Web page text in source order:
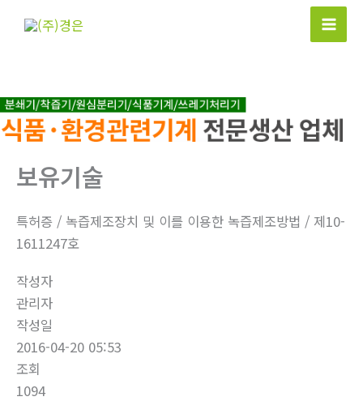
건
너
뛰
Main
보유기술
특허증 / 녹즙제조장치 및 이를 이용한 녹즙제조방법 / 제10-
1611247호
작성자
관리자
작성일
2016-04-20 05:53
조회
1094